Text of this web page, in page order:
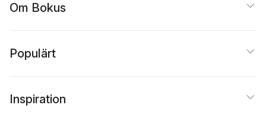
Om Bokus
Populärt
Inspiration